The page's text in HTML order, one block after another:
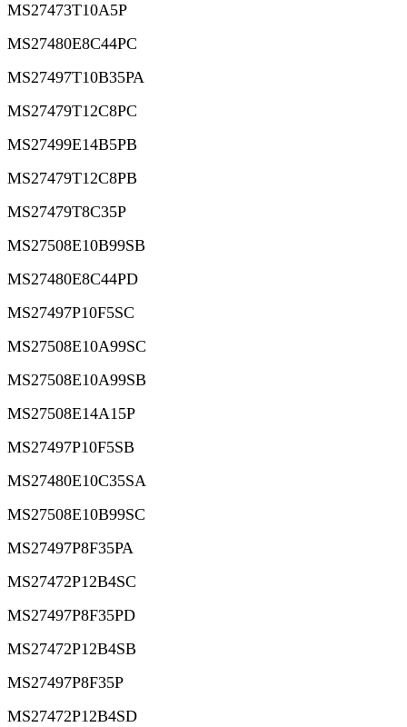
MS27473T10A5P
MS27480E8C44PC
MS27497T10B35PA
MS27479T12C8PC
MS27499E14B5PB
MS27479T12C8PB
MS27479T8C35P
MS27508E10B99SB
MS27480E8C44PD
MS27497P10F5SC
MS27508E10A99SC
MS27508E10A99SB
MS27508E14A15P
MS27497P10F5SB
MS27480E10C35SA
MS27508E10B99SC
MS27497P8F35PA
MS27472P12B4SC
MS27497P8F35PD
MS27472P12B4SB
MS27497P8F35P
MS27472P12B4SD